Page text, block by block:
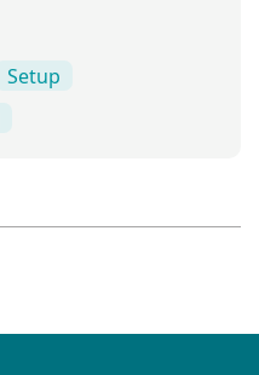
Setup